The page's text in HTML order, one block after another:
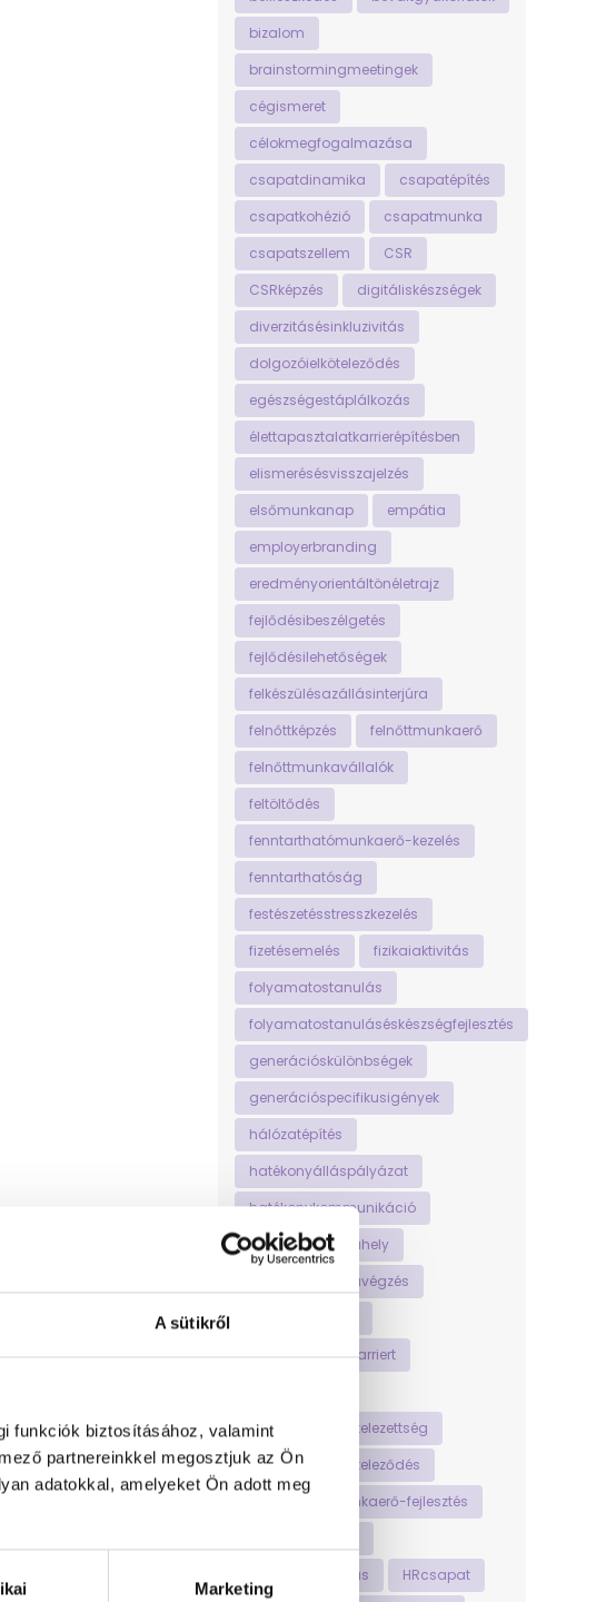
A sütikről
funkciók biztosításához, valamint
partnereinkkel megosztjuk az Ön
adatokkal, amelyeket Ön adott meg
Marketing
bizalom
brainstormingmeetingek
cégismeret
célokmegfogalmazása
csapatdinamika
csapatépítés
csapatkohézió
csapatmunka
csapatszellem
CSR
CSRképzés
digitáliskészségek
diverzitásésinkluzivitás
dolgozóielköteleződés
egészségestáplálkozás
élettapasztalatkarrierépítésben
elismerésésvisszajelzés
elsőmunkanap
empátia
employerbranding
eredményorientáltönéletrajz
fejlődésibeszélgetés
fejlődésilehetőségek
felkészülésazállásinterjúra
felnőttképzés
felnőttmunkaerő
felnőttmunkavállalók
feltöltődés
fenntarthatómunkaerő-kezelés
fenntarthatóság
festészetésstresszkezelés
fizetésemelés
fizikaiaktivitás
folyamatostanulás
folyamatostanuláséskészségfejlesztés
generációskülönbségek
generációspecifikusigények
hálózatépítés
hatékonyálláspályázat
hatékonykommunikáció
hatékonymunkahely
hatékonymunkavégzés
hogyankezdjújkarriert
hosszútávúelkötelezettség
hosszútávúelköteleződés
hosszútávúmunkaerő-fejlesztés
HRautomatizálás
HRcsapat